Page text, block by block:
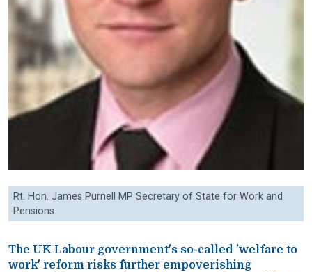
Rt. Hon. James Purnell MP Secretary of State for Work and
Pensions
The UK Labour government's so-called 'welfare to
work' reform risks further empoverishing